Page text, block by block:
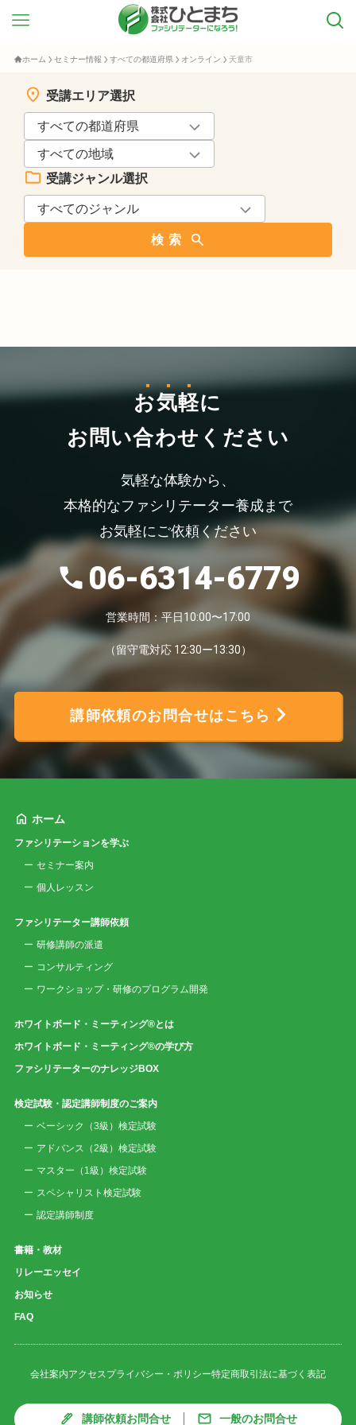
ホーム セミナー情報 すべての都道府県 オンライン 天童市
受講エリア選択
受講ジャンル選択
検索
お気軽に
お問い合わせください
気軽な体験から、
本格的なファシリテーター養成まで
お気軽にご依頼ください
06-6314-6779
営業時間：平日10:00〜17:00
（留守電対応 12:30ー13:30）
講師依頼のお問合せはこちら
ホーム
ファシリテーションを学ぶ
セミナー案内
個人レッスン
ファシリテーター講師依頼
研修講師の派遣
コンサルティング
ワークショップ・研修のプログラム開発
ホワイトボード・ミーティング®とは
ホワイトボード・ミーティング®の学び方
ファシリテーターのナレッジBOX
検定試験・認定講師制度のご案内
ベーシック（3級）検定試験
アドバンス（2級）検定試験
マスター（1級）検定試験
スペシャリスト検定試験
認定講師制度
書籍・教材
リレーエッセイ
お知らせ
FAQ
会社案内アクセス プライバシー・ポリシー特定商取引法に基づく表記
講師依頼お問合せ 一般のお問合せ